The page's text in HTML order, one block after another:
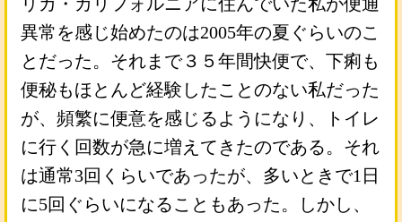
異常を感じ始めたのは2005年の夏ぐらいのこ
とだった。それまで３５年間快便で、下痢も
便秘もほとんど経験したことのない私だった
が、頻繁に便意を感じるようになり、トイレ
に行く回数が急に増えてきたのである。それ
は通常3回くらいであったが、多いときで1日
に5回ぐらいになることもあった。しかし、